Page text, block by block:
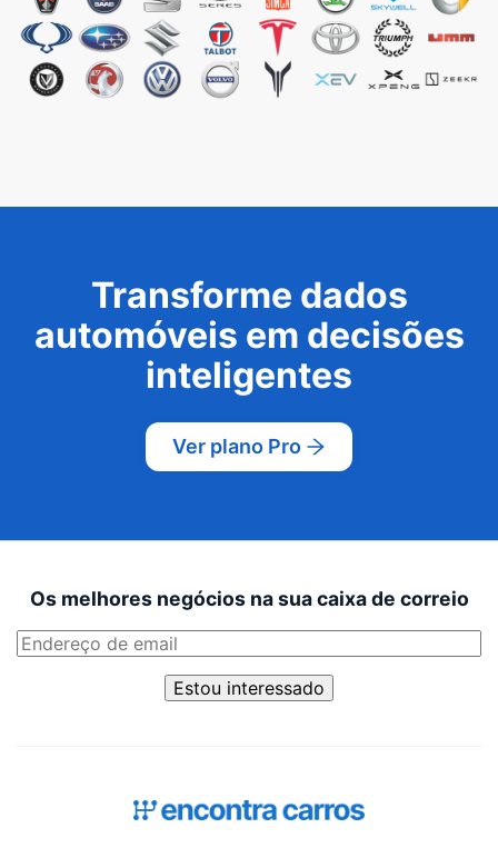
Transforme dados
automóveis em decisões
inteligentes
Ver plano Pro
Os melhores negócios na sua caixa de correio
Estou interessado